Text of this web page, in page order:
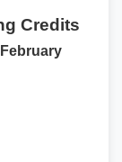
Credits